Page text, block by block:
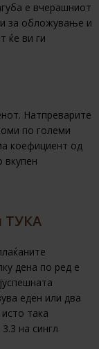
е вчерашниот
за обложување и
ќе ви ги
Натпреварите
по големи
коефициент од
вкупен
ТУКА
дена по ред е
еден или два
така
на сингл